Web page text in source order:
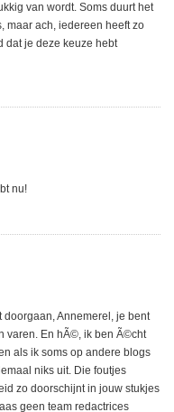
van wordt. Soms duurt het
maar ach, iedereen heeft zo
dat je deze keuze hebt
nu!
Annemerel, je bent
varen. En hÃ©, ik ben Ã©cht
als ik soms op andere blogs
niks uit. Die foutjes
zo doorschijnt in jouw stukjes
geen team redactrices